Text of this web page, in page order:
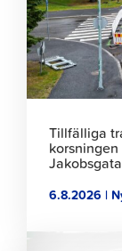
Tillfälliga
6.8.2026 |